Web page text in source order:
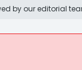
by our editorial